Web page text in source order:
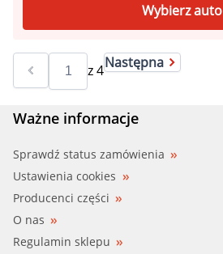
Wybierz auto
z4Następna
Ważne informacje
Sprawdź status zamówienia
Ustawienia cookies
Producenci części
O nas
Regulamin sklepu